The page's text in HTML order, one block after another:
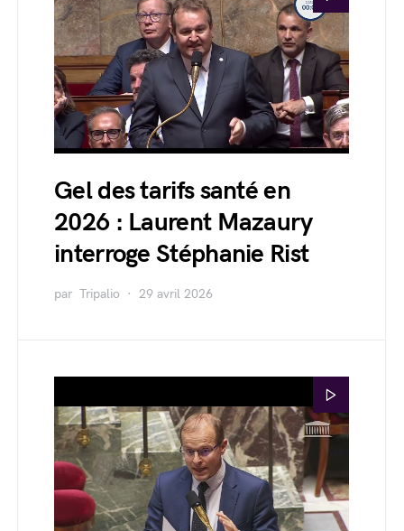
Gel des tarifs santé en
2026 : Laurent Mazaury
interroge Stéphanie Rist
par Tripalio 29 avril 2026